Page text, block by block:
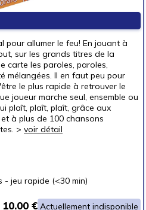
pour allumer le feu! En jouant à
sur les grands titres de la
carte les paroles, paroles,
mélangées. Il en faut peu pour
le plus rapide à retrouver le
joueur marche seul, ensemble ou
plaît, plaît, plaît, grâce aux
à plus de 100 chansons
> voir détail
- jeu rapide (<30 min)
Actuellement indisponible
10.00 €